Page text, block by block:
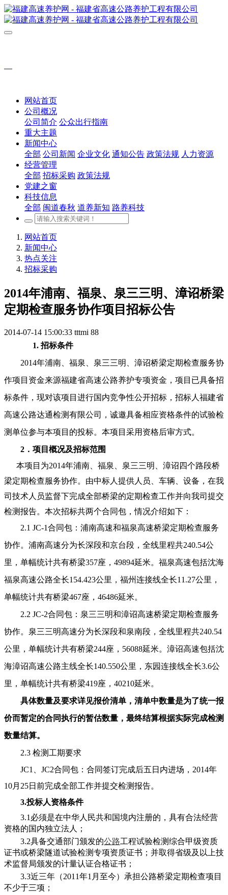
网站首页
公司概况
公司简介 公众出行指南
重大主题
新闻中心
全部 公司新闻 企业文化 通知公告 政策法规 人力资源
经营管理
全部 招标采购 政策法规
党建之窗
科技信息
全部 闽道春秋 道养新知 路养科技
网站首页
新闻中心
热点关注
招标采购
2014年浦南、福泉、泉三三明、漳诏桥梁
定期检查服务协作项目招标公告
2014-07-14 15:00:33 tttmi 88
1. 招标条件
2014年浦南、福泉、泉三三明、漳诏桥梁定期检查服务协
作项目资金来源福建省高速公路养护专项资金，项目已具备招
标条件，现对该项目进行国内竞争性公开招标，招标人福建省
高速公路达通检测有限公司，诚邀具备相应资格条件的试验检
测单位参与本项目的投标。本项目采用资格后审方式。
2．项目概况及招标范围
本项目为2014年浦南、福泉、泉三三明、漳诏四个路段桥
梁定期检查服务协作。由中标人提供人员、车辆、设备，在我
司技术人员监督下完成全部桥梁的定期检查工作并向我司提交
检测报告。本次招标共两个合同包，情况介绍如下：
2.1 JC-1合同包：浦南高速和福泉高速桥梁定期检查服务
协作。浦南高速分为长深段和京台段，全线里程共240.54公
里，单幅统计共有桥梁357座，49894延米。福泉高速包括沈海
福泉高速公路全长154.423公里，福州连接线全长11.27公里，
单幅统计共有桥梁467座，46486延米。
2.2 JC-2合同包：泉三三明和漳诏高速桥梁定期检查服务
协作。泉三三明高速分为长深段和泉南段，全线里程共240.54
公里，单幅统计共有桥梁244座，56088延米。漳诏高速包括沈
海漳诏高速公路主线全长140.550公里，东园连接线全长3.6公
里，单幅统计共有桥梁419座，40210延米。
具体数量及要求详见报价清单 ，清单中数量是为了统一报
价而暂定的合同执行的暂估数量，最终结算根据实际完成检测
数量结算。
2.3 检测工期要求
JC1、JC2合同包：合同签订完成后五日内进场，2014年
10月25日前完成全部工作并提交检测报告。
3.投标人资格条件
3.1必须是在中华人民共和国境内注册的，具有合法经营
资格的国内独立法人；
3.2具备交通部门颁发的公路工程试验检测综合甲级资质
证书或桥梁隧道试验检测专项资质证书；并取得省级及以上技
术监督局颁发的计量认证合格证书；
3.3近三年（2011年1月至今）承担公路桥梁定期检查项目
不少于三项；